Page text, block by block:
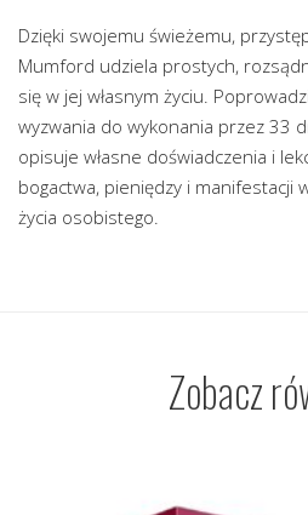
Dzięki swojemu świeżemu,
Mumford udziela prostych,
się w jej własnym życiu.
wyzwania do wykonania przez 33
opisuje własne doświadczenia i
bogactwa, pieniędzy i manifestacji
życia osobistego.
Zobacz